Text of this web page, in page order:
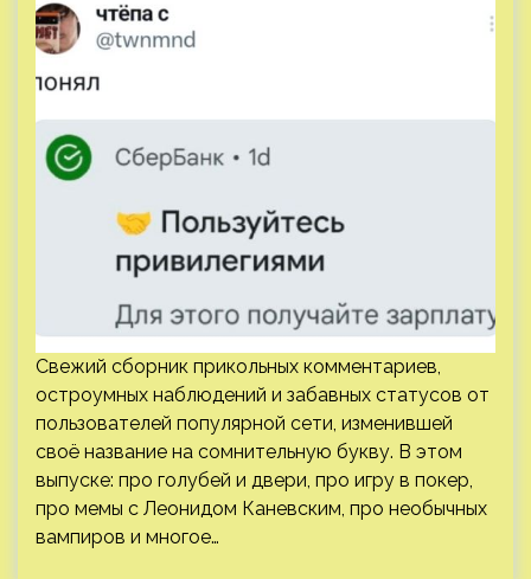
Свежий сборник прикольных комментариев,
остроумных наблюдений и забавных статусов от
пользователей популярной сети, изменившей
своё название на сомнительную букву. В этом
выпуске: про голубей и двери, про игру в покер,
про мемы с Леонидом Каневским, про необычных
вампиров и многое…